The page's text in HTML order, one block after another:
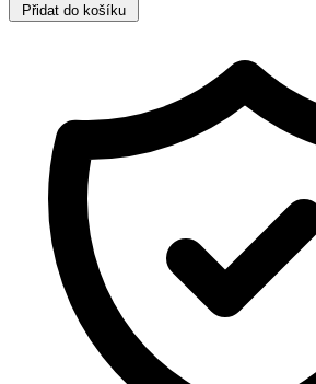
Přidat do košíku